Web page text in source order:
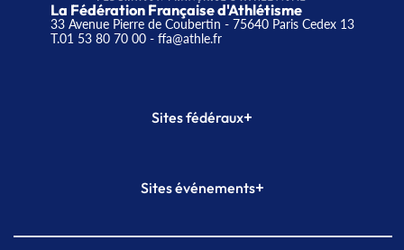
La Fédération Française d'Athlétisme
33 Avenue Pierre de Coubertin - 75640 Paris Cedex 13
T.01 53 80 70 00- ffa@athle.fr
Sites fédéraux+
Plateforme Formation
Sites événements+
Meeting de Paris indoor